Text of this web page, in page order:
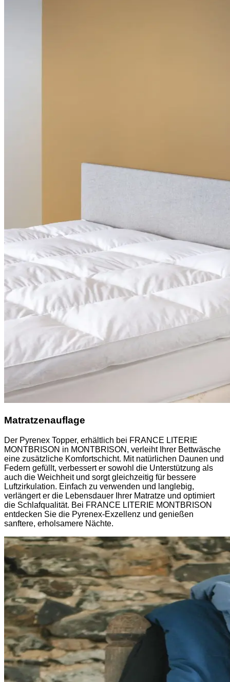
Matratzenauflage
Der Pyrenex Topper, erhältlich bei FRANCE LITERIE
MONTBRISON in MONTBRISON, verleiht Ihrer Bettwäsche
eine zusätzliche Komfortschicht. Mit natürlichen Daunen und
Federn gefüllt, verbessert er sowohl die Unterstützung als
auch die Weichheit und sorgt gleichzeitig für bessere
Luftzirkulation. Einfach zu verwenden und langlebig,
verlängert er die Lebensdauer Ihrer Matratze und optimiert
die Schlafqualität. Bei FRANCE LITERIE MONTBRISON
entdecken Sie die Pyrenex-Exzellenz und genießen
sanftere, erholsamere Nächte.